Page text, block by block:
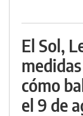
El Sol,
cómo
el 9 de